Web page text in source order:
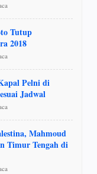
Tutup
2018
Pelni di
Jadwal
Mahmoud
Timur Tengah di